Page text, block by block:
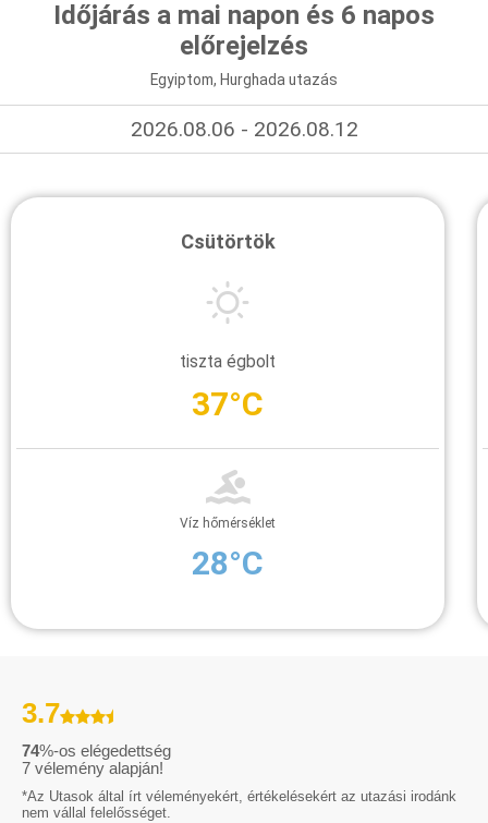
Időjárás a mai napon és 6 napos
előrejelzés
Egyiptom, Hurghada utazás
2026.08.06 - 2026.08.12
Csütörtök
tiszta égbolt
37°C
Víz hőmérséklet
28°C
3.7
74%-os elégedettség
7 vélemény alapján!
*Az Utasok által írt véleményekért, értékelésekért az utazási irodánk
nem vállal felelősséget.